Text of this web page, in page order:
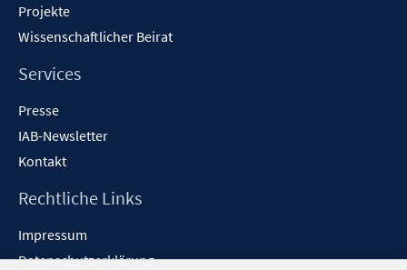
Projekte
Wissenschaftlicher Beirat
Services
Presse
IAB-Newsletter
Kontakt
Rechtliche Links
Impressum
Datenschutzerklärung